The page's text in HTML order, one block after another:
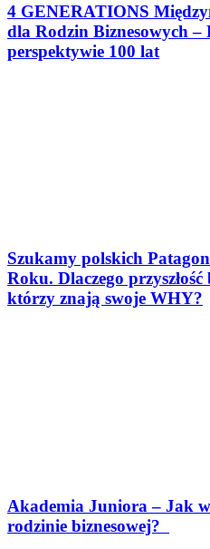
4 GENERATIONS
dla Rodzin Biznesowych –
perspektywie 100 lat
Szukamy polskich
Roku. Dlaczego
którzy znają swoje WHY?
Akademia Juniora – Jak
rodzinie biznesowej?